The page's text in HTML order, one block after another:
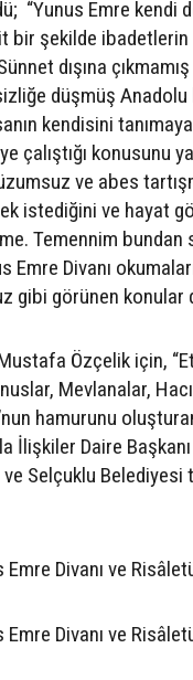
“Yunus Emre kendi
şekilde ibadetlerin
dışına
düşmüş
kendisini
çalıştığı konusunu
ve abes
istediğini ve hayat
Temennim
Emre Divanı
gibi görünen konular
Özçelik için,
Mevlanalar,
hamurunu
İlişkiler Daire
Selçuklu Belediyesi